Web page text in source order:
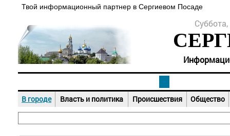
Твой информационный партнер в Сергиевом Посаде
В городе Власть и политика Происшествия Общество